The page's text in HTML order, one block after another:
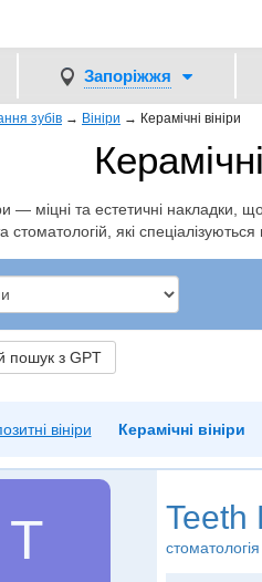
Запоріжжя
зубів → Вініри → Керамічні вініри
— міцні та естетичні накладки,
стоматологій, які спеціалізуються
пошук з GPT
вініри Керамічні вініри
T Teeth
стоматологія